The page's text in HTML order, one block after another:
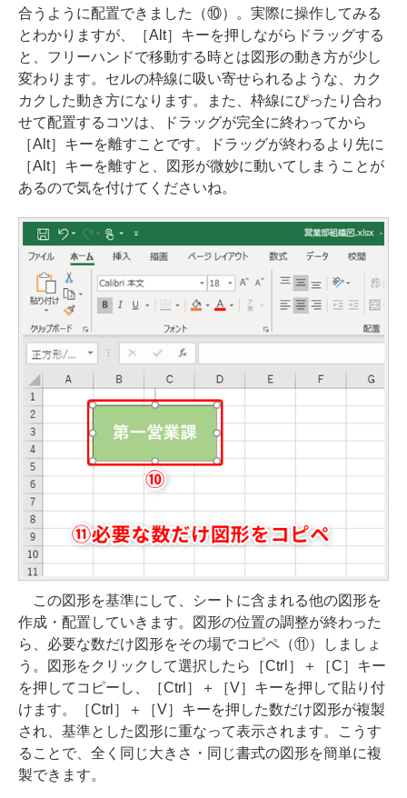
合うように配置できました（⑩）。実際に操作してみる
とわかりますが、［Alt］キーを押しながらドラッグする
と、フリーハンドで移動する時とは図形の動き方が少し
変わります。セルの枠線に吸い寄せられるような、カク
カクした動き方になります。また、枠線にぴったり合わ
せて配置するコツは、ドラッグが完全に終わってから
［Alt］キーを離すことです。ドラッグが終わるより先に
［Alt］キーを離すと、図形が微妙に動いてしまうことが
あるので気を付けてくださいね。
この図形を基準にして、シートに含まれる他の図形を
作成・配置していきます。図形の位置の調整が終わった
ら、必要な数だけ図形をその場でコピペ（⑪）しましょ
う。図形をクリックして選択したら［Ctrl］＋［C］キー
を押してコピーし、［Ctrl］＋［V］キーを押して貼り付
けます。［Ctrl］＋［V］キーを押した数だけ図形が複製
され、基準とした図形に重なって表示されます。こうす
ることで、全く同じ大きさ・同じ書式の図形を簡単に複
製できます。